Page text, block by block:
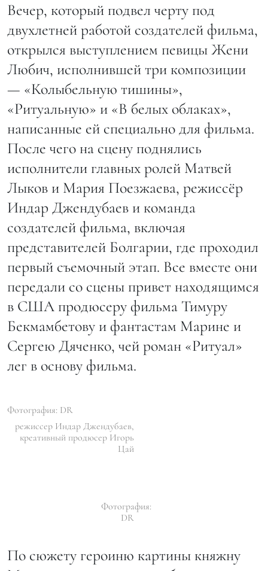
Вечер, который подвел черту под
двухлетней работой создателей фильма,
открылся выступлением певицы Жени
Любич, исполнившей три композиции
— «Колыбельную тишины»,
«Ритуальную» и «В белых облаках»,
написанные ей специально для фильма.
После чего на сцену поднялись
исполнители главных ролей Матвей
Лыков и Мария Поезжаева, режиссёр
Индар Джендубаев и команда
создателей фильма, включая
представителей Болгарии, где проходил
первый съемочный этап. Все вместе они
передали со сцены привет находящимся
в США продюсеру фильма Тимуру
Бекмамбетову и фантастам Марине и
Сергею Дяченко, чей роман «Ритуал»
лег в основу фильма.
Фотография: DR
режиссер Индар Джендубаев,
креативный продюсер Игорь
Цай
Фотография:
DR
По сюжету героиню картины княжну